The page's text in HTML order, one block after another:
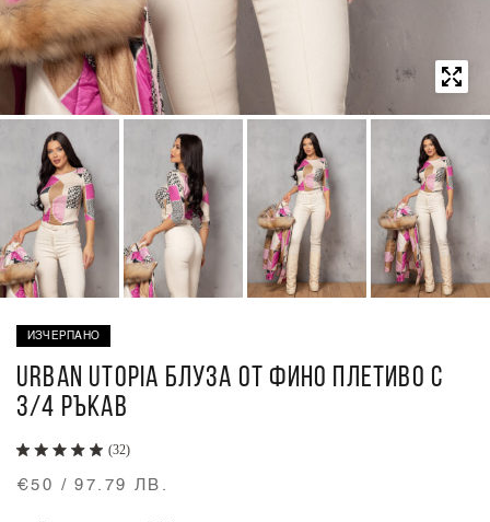
ИЗЧЕРПАНО
URBAN UTOPIA БЛУЗА ОТ ФИНО ПЛЕТИВО С
3/4 РЪКАВ
(32)
€50 / 97.79 ЛВ.